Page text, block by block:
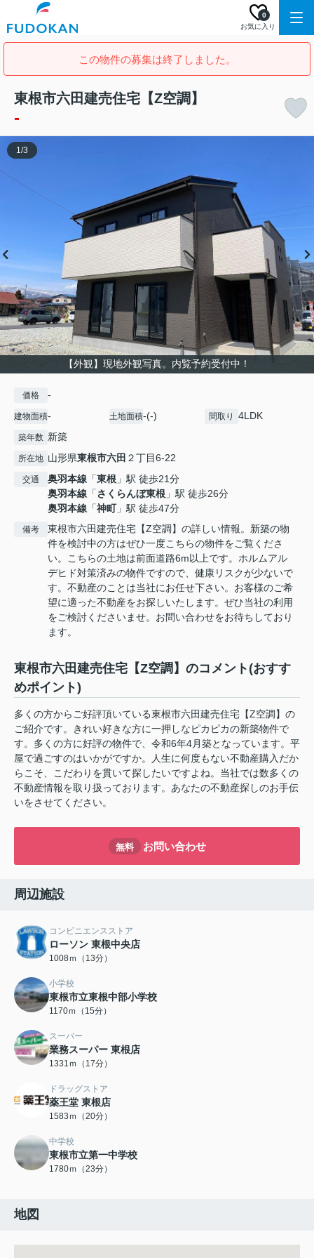
お気に入り
0
この物件の募集は終了しました。
東根市六田建売住宅【Z空調】
-
【外観】現地外観写真。内覧予約受付中！
1/3
価格 -
建物面積- 土地面積-(-) 間取り 4LDK
築年数 新築
所在地 山形県東根市六田 ２丁目6-22
交通 奥羽本線 「東根 」駅 徒歩21分
奥羽本線 「さくらんぼ東根 」駅 徒歩26分
奥羽本線 「神町」駅 徒歩47分
備考
東根市六田建売住宅【Z空調】の詳しい情報。新築の物
件を検討中の方はぜひ一度こちらの物件をご覧くださ
い。こちらの土地は前面道路6m以上です。ホルムアル
デヒド対策済みの物件ですので、健康リスクが少ないで
す。不動産のことは当社にお任せ下さい。お客様のご希
望に適った不動産をお探しいたします。ぜひ当社の利用
をご検討くださいませ。お問い合わせをお待ちしており
ます。
東根市六田建売住宅【Z空調】のコメント(おすす
めポイント)
多くの方からご好評頂いている東根市六田建売住宅【Z空調】の
ご紹介です。きれい好きな方に一押しなピカピカの新築物件で
す。多くの方に好評の物件で、令和6年4月築となっています。平
屋で過ごすのはいかがですか。人生に何度もない不動産購入だか
らこそ、こだわりを貫いて探したいですよね。当社では数多くの
不動産情報を取り扱っております。あなたの不動産探しのお手伝
いをさせてください。
無料 お問い合わせ
周辺施設
コンビニエンスストア
ローソン 東根中央店
1008ｍ（13分）
小学校
東根市立東根中部小学校
1170ｍ（15分）
スーパー
業務スーパー 東根店
1331ｍ（17分）
ドラッグストア
薬王堂 東根店
1583ｍ（20分）
中学校
東根市立第一中学校
1780ｍ（23分）
地図